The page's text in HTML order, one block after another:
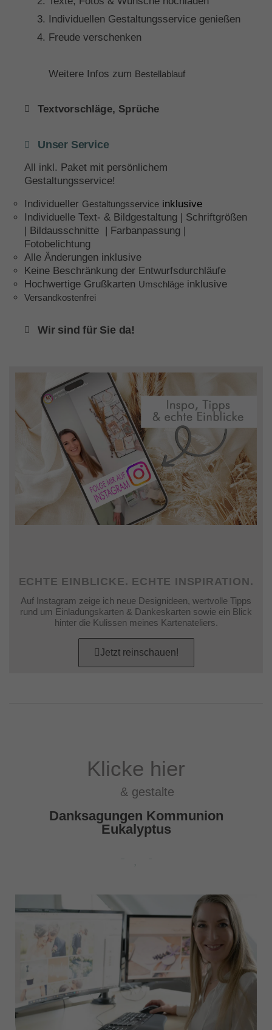
Individuellen Gestaltungsservice genießen
Freude verschenken
Weitere Infos zum Bestellablauf
Textvorschläge, Sprüche
Unser Service
All inkl. Paket mit persönlichem
Gestaltungsservice!
Individueller Gestaltungsservice inklusive
Individuelle Text- & Bildgestaltung | Schriftgrößen
| Bildausschnitte | Farbanpassung |
Fotobelichtung
Alle Änderungen inklusive
Keine Beschränkung der Entwurfsdurchläufe
Hochwertige Grußkarten Umschläge inklusive
Versandkostenfrei
Wir sind für Sie da!
ECHTE EINBLICKE. ECHTE INSPIRATION.
Auf Instagram zeige ich neue Designideen, wertvolle Tipps
rund um Einladungskarten & Dankeskarten sowie ein Blick
hinter die Kulissen meines Kartenateliers.
Jetzt reinschauen!
Klicke hier
& gestalte
Danksagungen Kommunion
Eukalyptus